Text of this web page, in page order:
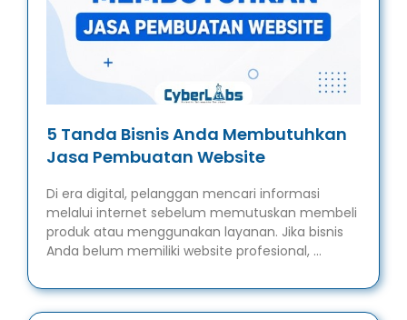
5 Tanda Bisnis Anda Membutuhkan
Jasa Pembuatan Website
Di era digital, pelanggan mencari informasi
melalui internet sebelum memutuskan membeli
produk atau menggunakan layanan. Jika bisnis
Anda belum memiliki website profesional, …